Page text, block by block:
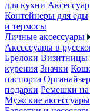
для кухни
Контейнеры для еды
и термосы
Личные аксессуары
Аксессуары в
Брелоки
курения Значки
паспорта
подарки Ремешки
Мужские аксессуары